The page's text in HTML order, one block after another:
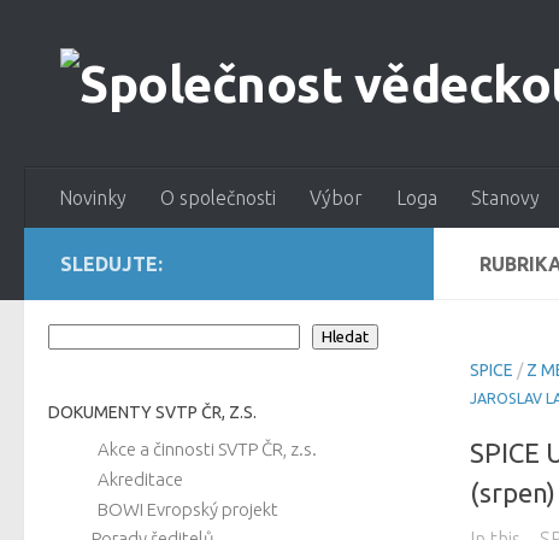
Novinky O společnosti Výbor Loga Stanovy
SPICE /Z
JAROSLAV
SPICE
SLEDUJTE:
Hledat
DOKUMENTY SVTP ČR, Z.S.
Akce a činnosti SVTP ČR, z.s.
Akreditace
BOWI Evropský projekt